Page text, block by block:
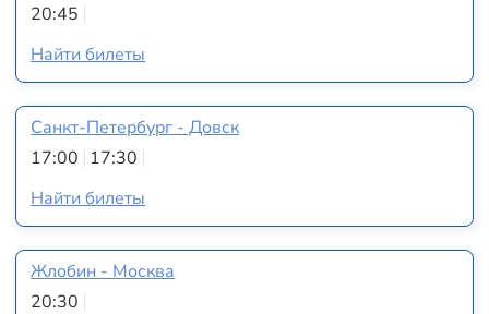
20:45
Найти билеты
Санкт-Петербург - Довск
17:00 17:30
Найти билеты
Жлобин - Москва
20:30